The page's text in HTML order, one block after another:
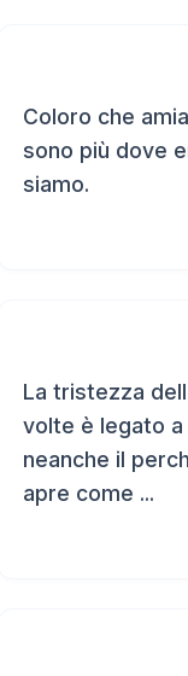
Coloro che
sono più dove
siamo.
La tristezza
volte è legato a
neanche il
apre come ...